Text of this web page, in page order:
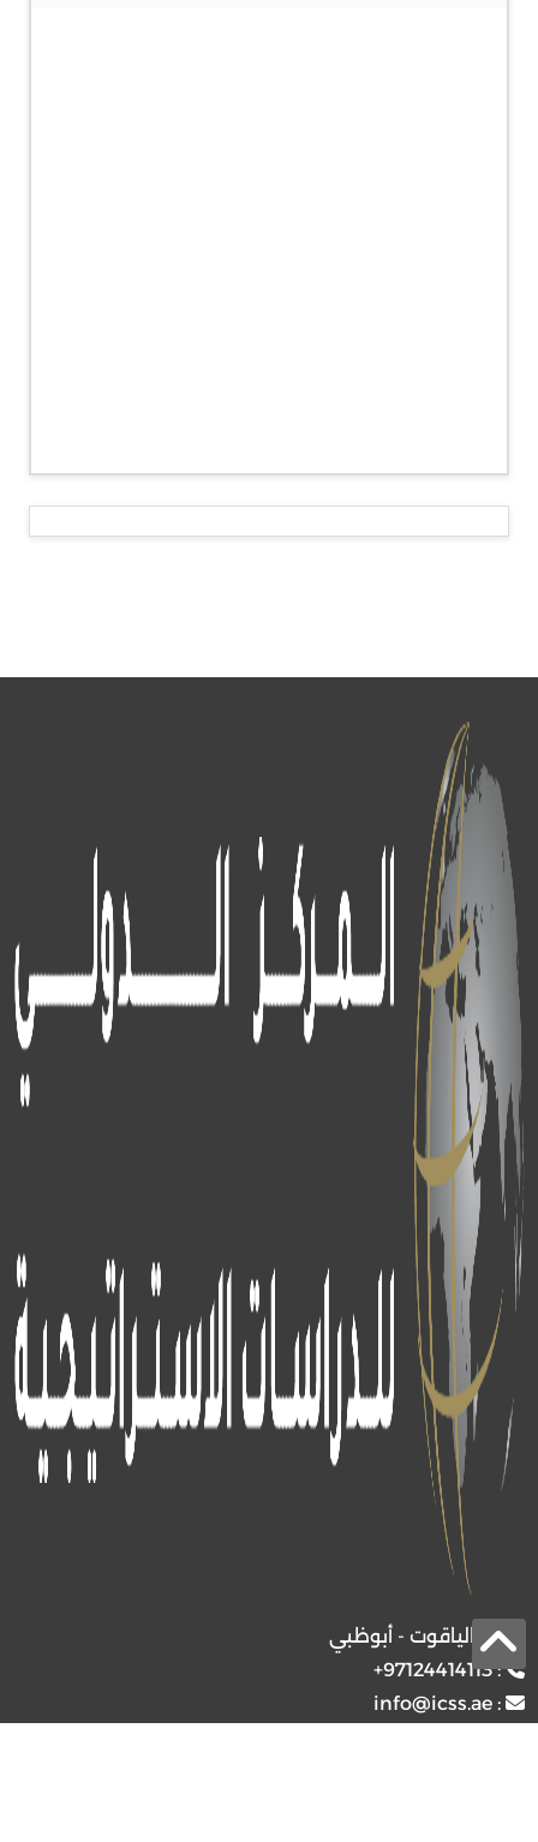
برج الياقوت - أبوظبي
:
+97124414113
:
info@icss.ae